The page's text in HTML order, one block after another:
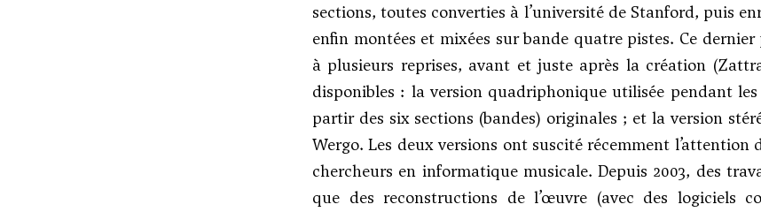
sections, toutes converties à l’université de Stanford, puis
enfin montées et mixées sur bande quatre pistes. Ce
à plusieurs reprises, avant et juste après la création
disponibles : la version quadriphonique utilisée pendant
partir des six sections (bandes) originales ; et la version
Wergo. Les deux versions ont suscité récemment
chercheurs en informatique musicale. Depuis 2003, des
que des reconstructions de l’œuvre (avec des logiciels